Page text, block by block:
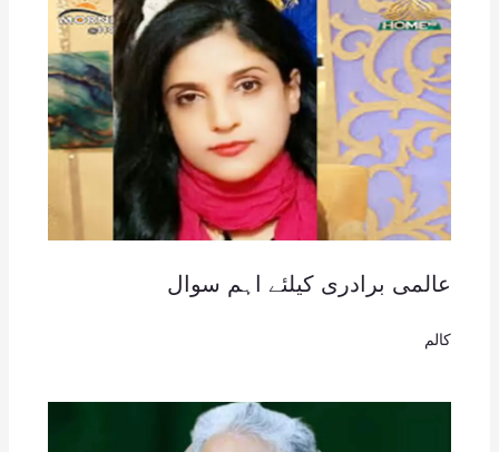
عالمی برادری کیلئے اہم سوال
کالم